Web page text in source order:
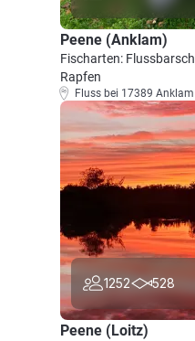
Peene (Anklam)
Fischarten:
Rapfen
Fluss bei 17389 Anklam
1252 528
Peene (Loitz)